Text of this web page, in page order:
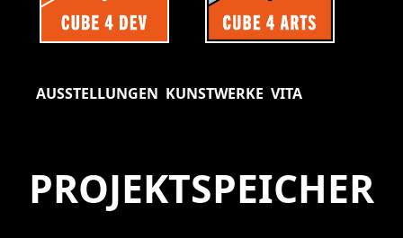
AUSSTELLUNGEN KUNSTWERKE VITA
PROJEKTSPEICHER